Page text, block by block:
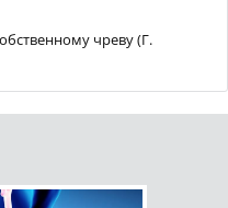
чреву (Г.